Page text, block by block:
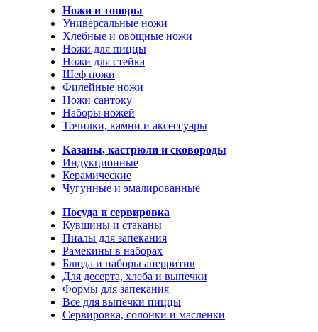
Ножи и топоры
Универсальные ножи
Хлебные и овощные ножи
Ножи для пиццы
Ножи для стейка
Шеф ножи
Филейные ножи
Ножи сантоку
Наборы ножей
Точилки, камни и аксессуары
Казаны, кастрюли и сковороды
Индукционные
Керамические
Чугунные и эмалированные
Посуда и сервировка
Кувшины и стаканы
Пиалы для запекания
Рамекины в наборах
Блюда и наборы аперритив
Для десерта, хлеба и выпечки
Формы для запекания
Все для выпечки пиццы
Сервировка, солонки и масленки